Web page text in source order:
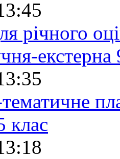
річного
екстерна
клас